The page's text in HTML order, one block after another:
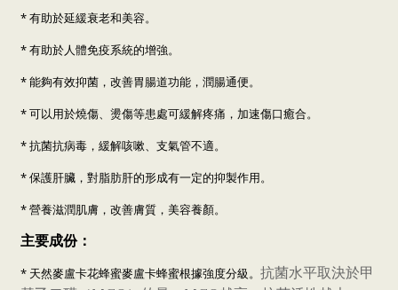
* 有助於延緩衰老和美容。
* 有助於人體免疫系統的增強。
* 能夠有效抑菌，改善胃腸道功能，潤腸通便。
* 可以用於燒傷、燙傷等患處可緩解疼痛，加速傷口癒合。
* 抗菌抗病毒，緩解咳嗽、支氣管不適。
* 保護肝臟，對脂肪肝的形成有一定的抑製作用。
* 營養滋潤肌膚，改善膚質，美容養顏。
主要成份：
* 天然麥盧卡花蜂蜜麥盧卡蜂蜜根據強度分級。 抗菌水平取決於甲